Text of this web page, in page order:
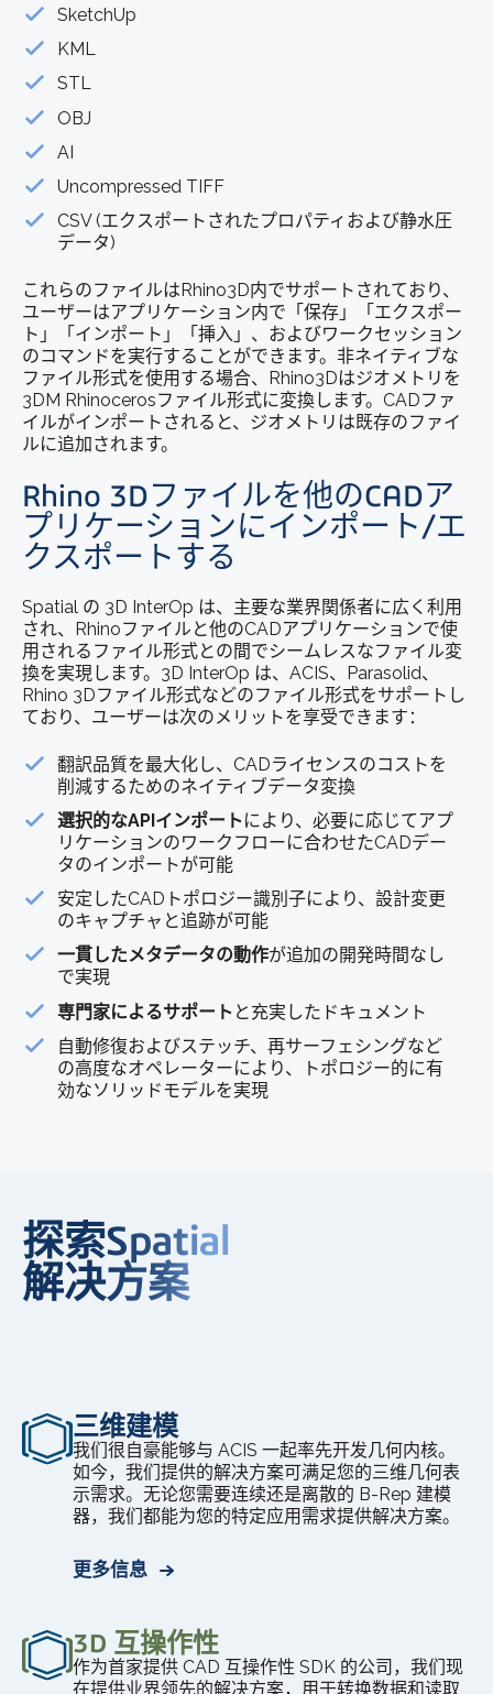
SketchUp
KML
STL
OBJ
AI
Uncompressed TIFF
CSV (エクスポートされたプロパティおよび静水圧
データ)
これらのファイルはRhino3D内でサポートされており、
ユーザーはアプリケーション内で「保存」「エクスポー
ト」「インポート」「挿入」、およびワークセッション
のコマンドを実行することができます。非ネイティブな
ファイル形式を使用する場合、Rhino3Dはジオメトリを
3DM Rhinocerosファイル形式に変換します。CADファ
イルがインポートされると、ジオメトリは既存のファイ
ルに追加されます。
Rhino 3Dファイルを他のCADア
プリケーションにインポート/エ
クスポートする
Spatial の 3D InterOp は、主要な業界関係者に広く利用
され、Rhinoファイルと他のCADアプリケーションで使
用されるファイル形式との間でシームレスなファイル変
換を実現します。3D InterOp は、ACIS、Parasolid、
Rhino 3Dファイル形式などのファイル形式をサポートし
ており、ユーザーは次のメリットを享受できます：
翻訳品質を最大化し、CADライセンスのコストを
削減するためのネイティブデータ変換
選択的なAPIインポートにより、必要に応じてアプ
リケーションのワークフローに合わせたCADデー
タのインポートが可能
安定したCADトポロジー識別子により、設計変更
のキャプチャと追跡が可能
一貫したメタデータの動作が追加の開発時間なし
で実現
専門家によるサポート と充実したドキュメント
自動修復およびステッチ、再サーフェシングなど
の高度なオペレーターにより、トポロジー的に有
効なソリッドモデルを実現
探索Spatial
解决方案
三维建模
我们很自豪能够与 ACIS 一起率先开发几何内核。
如今，我们提供的解决方案可满足您的三维几何表
示需求。无论您需要连续还是离散的 B-Rep 建模
器，我们都能为您的特定应用需求提供解决方案。
更多信息
3D 互操作性
作为首家提供 CAD 互操作性 SDK 的公司，我们现
在提供业界领先的解决方案，用于转换数据和读取